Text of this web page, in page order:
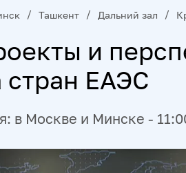
Ташкент Дальний зал
и
стран ЕАЭС
в Москве и Минске -